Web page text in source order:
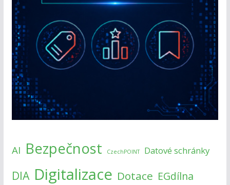
AI Bezpečnost CzechPOINT Datové schránky
DIA Digitalizace Dotace EGdílna